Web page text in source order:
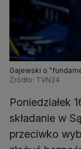
Gajewski o
każdych wyborów"
Źródło: TVN24
Poniedziałek
składanie w
przeciwko